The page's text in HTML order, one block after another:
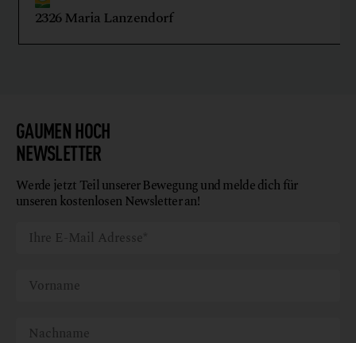
2326 Maria Lanzendorf
GAUMEN HOCH
NEWSLETTER
Werde jetzt Teil unserer Bewegung und melde dich für
unseren kostenlosen Newsletter an!